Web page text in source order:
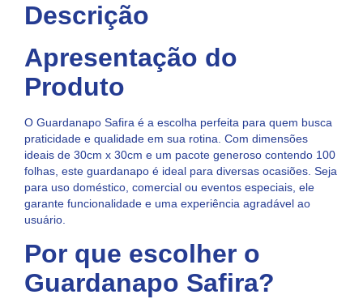
Descrição
Apresentação do
Produto
O Guardanapo Safira é a escolha perfeita para quem busca
praticidade e qualidade em sua rotina. Com dimensões
ideais de 30cm x 30cm e um pacote generoso contendo 100
folhas, este guardanapo é ideal para diversas ocasiões. Seja
para uso doméstico, comercial ou eventos especiais, ele
garante funcionalidade e uma experiência agradável ao
usuário.
Por que escolher o
Guardanapo Safira?